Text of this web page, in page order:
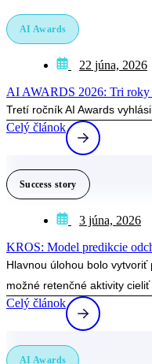
AI Awards
22 júna, 2026
AI AWARDS 2026: Tri roky
Tretí ročník AI Awards
Celý článok
Success story
3 júna, 2026
KROS: Model predikcie
Hlavnou úlohou bolo
možné retenčné aktivity
Celý článok
AI Awards